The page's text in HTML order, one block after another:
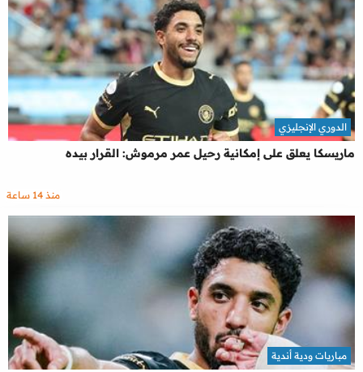
ماريسكا يعلق على إمكانية رحيل عمر مرموش: القرار بيده
الدوري الإنجليزي
منذ 14 ساعة
مباريات ودية أندية